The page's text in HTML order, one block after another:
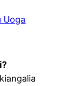
Uoga